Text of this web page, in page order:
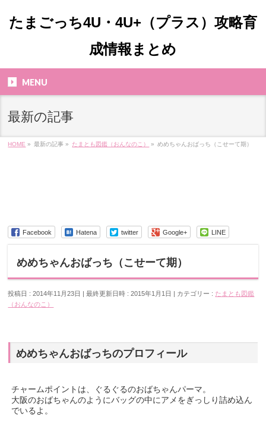
たまごっち4U・4U+（プラス）攻略育
成情報まとめ
MENU
最新の記事
HOME » 最新の記事 » たまとも図鑑（おんなのこ） » めめちゃんおばっち（こせーて期）
Facebook Hatena twitter Google+ LINE
めめちゃんおばっち（こせーて期）
投稿日 : 2014年11月23日 最終更新日時 : 2015年1月1日 カテゴリー : たまとも図鑑
（おんなのこ）
めめちゃんおばっちのプロフィール
チャームポイントは、ぐるぐるのおばちゃんパーマ。
大阪のおばちゃんのようにバッグの中にアメをぎっしり詰め込ん
でいるよ。